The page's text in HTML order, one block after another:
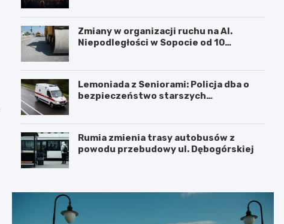
Zmiany w organizacji ruchu na Al.
Niepodległości w Sopocie od 10
Lemoniada z Seniorami: Policja dba o
bezpieczeństwo starszych
Rumia zmienia trasy autobusów z
powodu przebudowy ul. Dębogórskiej